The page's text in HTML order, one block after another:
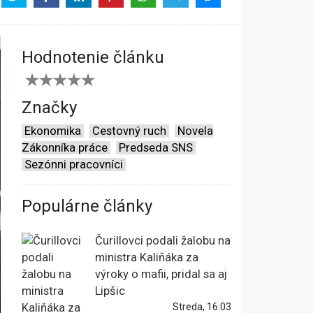
Hodnotenie článku
Značky
Ekonomika Cestovný ruch
Novela
Zákonníka práce
Predseda SNS
Sezónni pracovníci
Populárne články
Čurillovci podali žalobu na
ministra Kaliňáka za
výroky o mafii, pridal sa aj
Lipšic
Streda, 16:03